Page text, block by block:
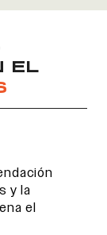
EL
y la
el